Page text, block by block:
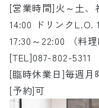
[営業時間]火～土、
14:00 ドリンクL.O.
17:30～22:00 （料
[TEL]087-802-5311
[臨時休業日]毎週月
[予約]可